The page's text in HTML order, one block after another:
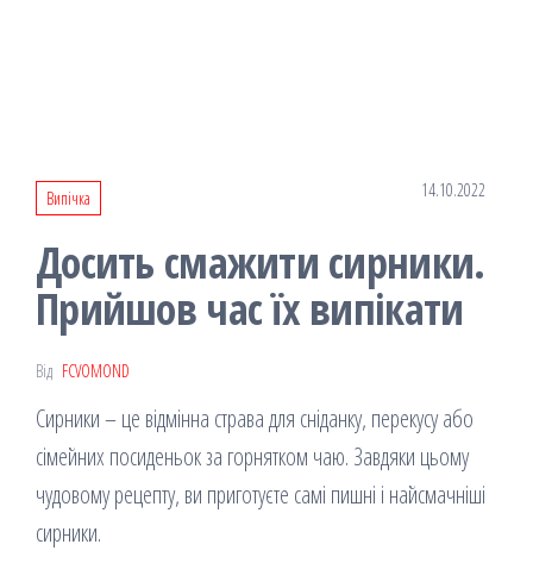
Випічка 14.10.2022
Досить смажити сирники.
Прийшов час їх випікати
Від FCVOMOND
Сирники – це відмінна страва для сніданку, перекусу або
сімейних посиденьок за горнятком чаю. Завдяки цьому
чудовому рецепту, ви приготуєте самі пишні і найсмачніші
сирники.